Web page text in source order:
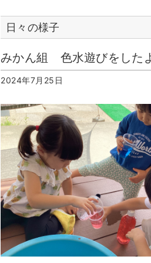
日々の様子
みかん組 色水遊びをした
2024年7月25日